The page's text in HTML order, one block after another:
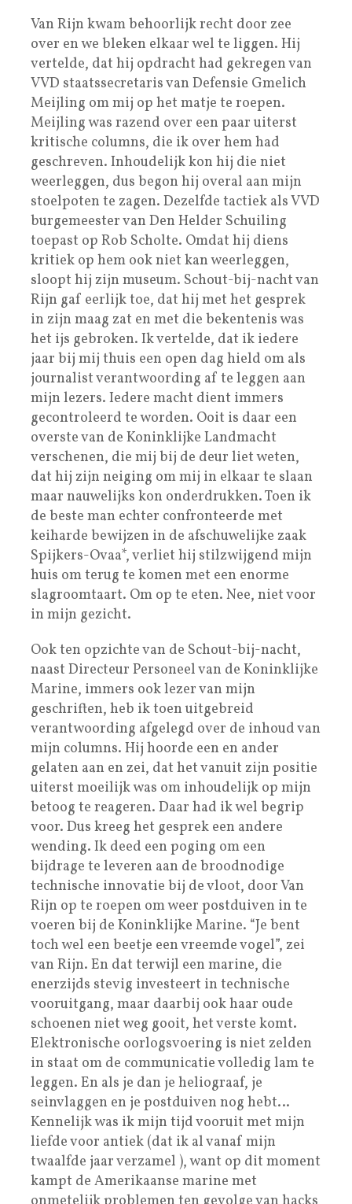
Van Rijn kwam behoorlijk recht door zee
over en we bleken elkaar wel te liggen. Hij
vertelde, dat hij opdracht had gekregen van
VVD staatssecretaris van Defensie Gmelich
Meijling om mij op het matje te roepen.
Meijling was razend over een paar uiterst
kritische columns, die ik over hem had
geschreven. Inhoudelijk kon hij die niet
weerleggen, dus begon hij overal aan mijn
stoelpoten te zagen. Dezelfde tactiek als VVD
burgemeester van Den Helder Schuiling
toepast op Rob Scholte. Omdat hij diens
kritiek op hem ook niet kan weerleggen,
sloopt hij zijn museum. Schout-bij-nacht van
Rijn gaf eerlijk toe, dat hij met het gesprek
in zijn maag zat en met die bekentenis was
het ijs gebroken. Ik vertelde, dat ik iedere
jaar bij mij thuis een open dag hield om als
journalist verantwoording af te leggen aan
mijn lezers. Iedere macht dient immers
gecontroleerd te worden. Ooit is daar een
overste van de Koninklijke Landmacht
verschenen, die mij bij de deur liet weten,
dat hij zijn neiging om mij in elkaar te slaan
maar nauwelijks kon onderdrukken. Toen ik
de beste man echter confronteerde met
keiharde bewijzen in de afschuwelijke zaak
Spijkers-Ovaa*, verliet hij stilzwijgend mijn
huis om terug te komen met een enorme
slagroomtaart. Om op te eten. Nee, niet voor
in mijn gezicht.
Ook ten opzichte van de Schout-bij-nacht,
naast Directeur Personeel van de Koninklijke
Marine, immers ook lezer van mijn
geschriften, heb ik toen uitgebreid
verantwoording afgelegd over de inhoud van
mijn columns. Hij hoorde een en ander
gelaten aan en zei, dat het vanuit zijn positie
uiterst moeilijk was om inhoudelijk op mijn
betoog te reageren. Daar had ik wel begrip
voor. Dus kreeg het gesprek een andere
wending. Ik deed een poging om een
bijdrage te leveren aan de broodnodige
technische innovatie bij de vloot, door Van
Rijn op te roepen om weer postduiven in te
voeren bij de Koninklijke Marine. “Je bent
toch wel een beetje een vreemde vogel”, zei
van Rijn. En dat terwijl een marine, die
enerzijds stevig investeert in technische
vooruitgang, maar daarbij ook haar oude
schoenen niet weg gooit, het verste komt.
Elektronische oorlogsvoering is niet zelden
in staat om de communicatie volledig lam te
leggen. En als je dan je heliograaf, je
seinvlaggen en je postduiven nog hebt…
Kennelijk was ik mijn tijd vooruit met mijn
liefde voor antiek (dat ik al vanaf mijn
twaalfde jaar verzamel ), want op dit moment
kampt de Amerikaanse marine met